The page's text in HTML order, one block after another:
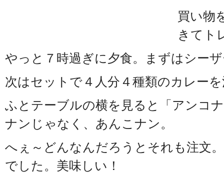
買い物
きてト
やっと７時過ぎに夕食。まずはシー
次はセットで４人分４種類のカレー
ふとテーブルの横を見ると「アンコ
ナンじゃなく、あんこナン。
へぇ～どんなんだろうとそれも注文
でした。美味しい！